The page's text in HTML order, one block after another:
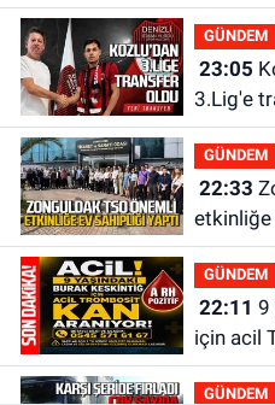
GÜNDEM
23:05
3.Lig'e
GÜNDEM
22:33
etkinliğe
GÜNDEM
22:11
için acil
ihtiyaç
GÜNDEM